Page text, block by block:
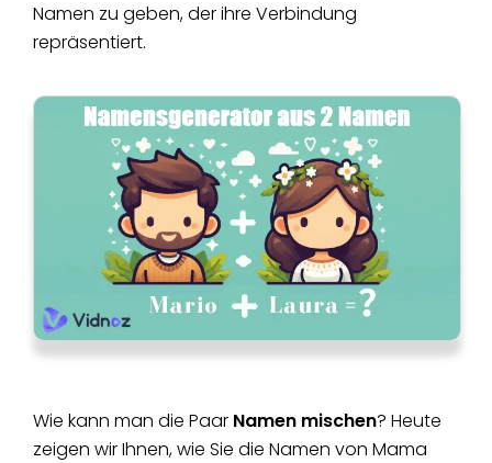
Namen zu geben, der ihre Verbindung
repräsentiert.
Wie kann man die Paar Namen mischen? Heute
zeigen wir Ihnen, wie Sie die Namen von Mama